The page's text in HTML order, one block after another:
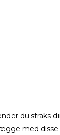
du straks
med